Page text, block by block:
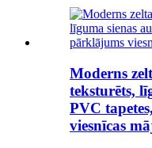
Moderns
teksturēts,
PVC
viesnīcas